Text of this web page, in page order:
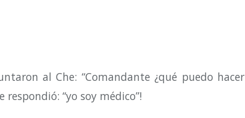
al Che: “Comandante ¿qué puedo hacer
“yo soy médico”!